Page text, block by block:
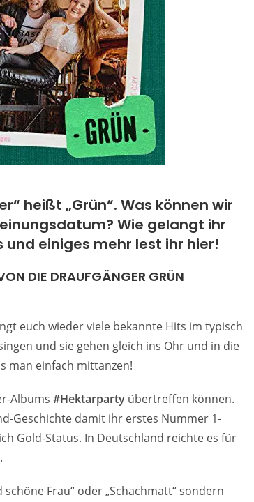
heißt „Grün“. Was können wir
Wie gelangt ihr
einiges mehr lest ihr hier!
DIE DRAUFGÄNGER GRÜN
euch wieder viele bekannte Hits im typisch
und sie gehen gleich ins Ohr und in die
man einfach mittanzen!
Albums#Hektarparty übertreffen können.
Geschichte damit ihr erstes Nummer 1-
Gold-Status. In Deutschland reichte es für
Frau“ oder „Schachmatt“ sondern